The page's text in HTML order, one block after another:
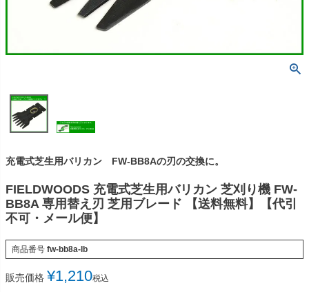
充電式芝生用バリカン FW-BB8Aの刃の交換に。
FIELDWOODS 充電式芝生用バリカン 芝刈り機 FW-
BB8A 専用替え刃 芝用ブレード 【送料無料】【代引
不可・メール便】
商品番号 fw-bb8a-lb
販売価格 ¥1,210税込